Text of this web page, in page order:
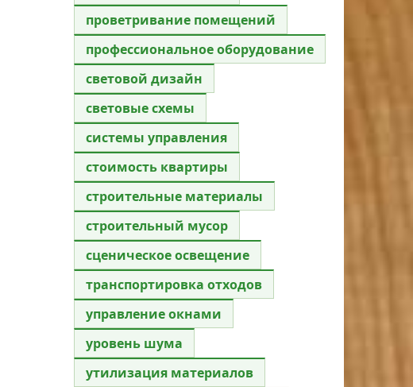
проветривание помещений
профессиональное оборудование
световой дизайн
световые схемы
системы управления
стоимость квартиры
строительные материалы
строительный мусор
сценическое освещение
транспортировка отходов
управление окнами
уровень шума
утилизация материалов